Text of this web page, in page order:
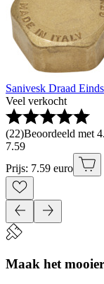
Sanivesk Draad
Veel verkocht
(22)Beoordeeld met
7.59
Prijs: 7.59 euro
Maak het mooier